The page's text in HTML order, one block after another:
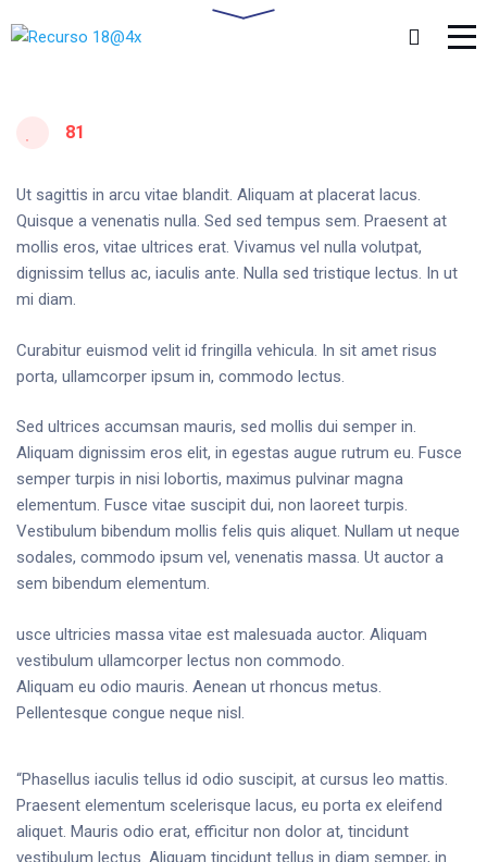
81
Ut sagittis in arcu vitae blandit. Aliquam at placerat lacus.
Quisque a venenatis nulla. Sed sed tempus sem. Praesent at
mollis eros, vitae ultrices erat. Vivamus vel nulla volutpat,
dignissim tellus ac, iaculis ante. Nulla sed tristique lectus. In ut
mi diam.
Curabitur euismod velit id fringilla vehicula. In sit amet risus
porta, ullamcorper ipsum in, commodo lectus.
Sed ultrices accumsan mauris, sed mollis dui semper in.
Aliquam dignissim eros elit, in egestas augue rutrum eu. Fusce
semper turpis in nisi lobortis, maximus pulvinar magna
elementum. Fusce vitae suscipit dui, non laoreet turpis.
Vestibulum bibendum mollis felis quis aliquet. Nullam ut neque
sodales, commodo ipsum vel, venenatis massa. Ut auctor a
sem bibendum elementum.
usce ultricies massa vitae est malesuada auctor. Aliquam
vestibulum ullamcorper lectus non commodo.
Aliquam eu odio mauris. Aenean ut rhoncus metus.
Pellentesque congue neque nisl.
“Phasellus iaculis tellus id odio suscipit, at cursus leo mattis.
Praesent elementum scelerisque lacus, eu porta ex eleifend
aliquet. Mauris odio erat, efficitur non dolor at, tincidunt
vestibulum lectus. Aliquam tincidunt tellus in diam semper, in